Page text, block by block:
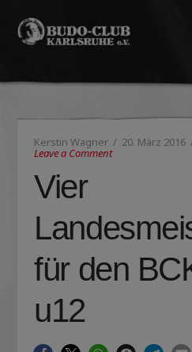
Budo-
Club
Karlsruhe
e.V.
Kerstin Wagner 20. März 2016
Leave a Comment
Vier
für den
u12